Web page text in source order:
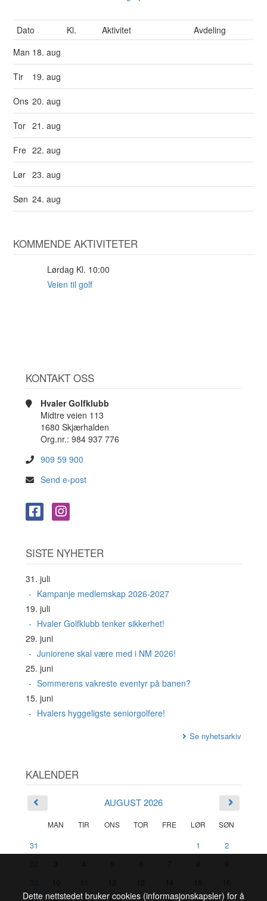
Dato Kl. Aktivitet
Avdeling
Man 18. aug
Tir 19. aug
Ons 20. aug
Tor 21. aug
Fre 22. aug
Lør 23. aug
Søn 24. aug
KOMMENDE AKTIVITETER
Lørdag Kl. 10:00
Veien til golf
KONTAKT OSS
Hvaler Golfklubb
Midtre veien 113
1680 Skjærhalden
Org.nr.: 984 937 776
909 59 900
Send e-post
SISTE NYHETER
31. juli
Kampanje medlemskap 2026-2027
19. juli
Hvaler Golfklubb tenker sikkerhet!
29. juni
Juniorene skal være med i NM 2026!
25. juni
Sommerens vakreste eventyr på banen?
15. juni
Hvalers hyggeligste seniorgolfere!
Se nyhetsarkiv
KALENDER
AUGUST 2026
MAN TIR ONS TOR FRE LØR SØN
31 1
2
Dette nettstedet bruker cookies (informasjonskapsler) for å